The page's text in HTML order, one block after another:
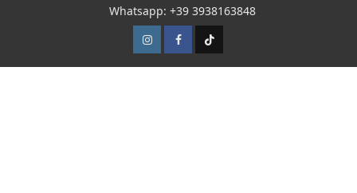
Whatsapp: +39 3938163848
InstagramFacebook
TikTok